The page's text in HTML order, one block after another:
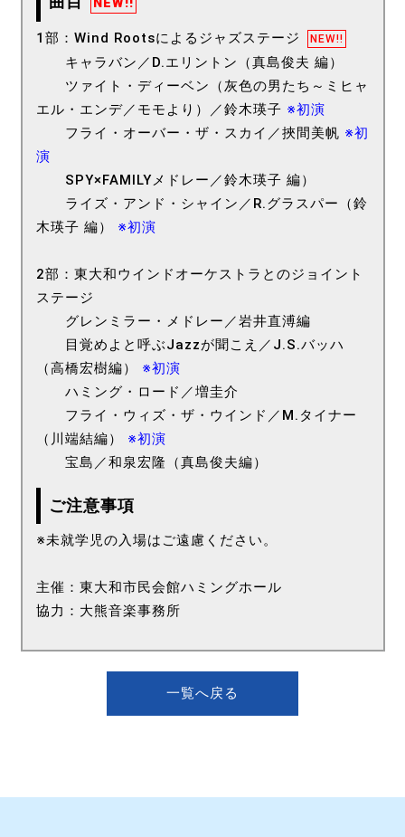
NEW!!
1部：Wind Rootsによるジャズステージ NEW!!
キャラバン／D.エリントン（真島俊夫 編）
ツァイト・ディーベン（灰色の男たち～ミヒャ
エル・エンデ／モモより）／鈴木瑛子 ※初演
フライ・オーバー・ザ・スカイ／挾間美帆 ※初
演
SPY×FAMILYメドレー／鈴木瑛子 編）
ライズ・アンド・シャイン／R.グラスパー（鈴
木瑛子 編） ※初演
2部：東大和ウインドオーケストラとのジョイント
ステージ
グレンミラー・メドレー／岩井直溥編
目覚めよと呼ぶJazzが聞こえ／J.S.バッハ
（高橋宏樹編） ※初演
ハミング・ロード／増圭介
フライ・ウィズ・ザ・ウインド／M.タイナー
（川端結編） ※初演
宝島／和泉宏隆（真島俊夫編）
ご注意事項
※未就学児の入場はご遠慮ください。
主催：東大和市民会館ハミングホール
協力：大熊音楽事務所
一覧へ戻る